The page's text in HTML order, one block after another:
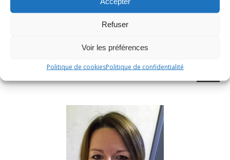
Refuser
Voir les préférences
Politique de cookiesPolitique de confidentialité
RECHERCHER